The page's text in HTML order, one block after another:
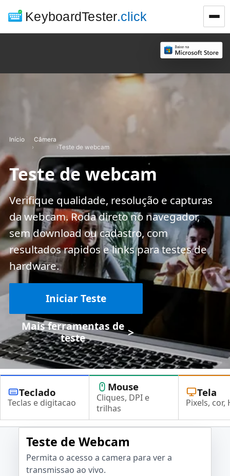
KeyboardTester.click
Início
›
Câmera
›Teste de webcam
Teste de webcam
Verifique qualidade, resolução e capturas
da webcam. Roda direto no navegador,
sem download ou cadastro, com
resultados rapidos e links para testes de
hardware.
Iniciar Teste
Mais ferramentas de
teste
>
Teclado
Teclas e digitacao
Mouse
Cliques, DPI e
trilhas
Tela
Pixels, cor,
Teste de Webcam
Permita o acesso a camera para ver a
transmissao ao vivo.